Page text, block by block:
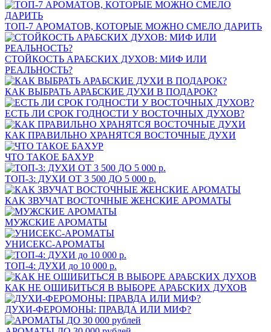
ТОП-7 АРОМАТОВ, КОТОРЫЕ МОЖНО СМЕЛО ДАРИТЬ
СТОЙКОСТЬ АРАБСКИХ ДУХОВ: МИФ ИЛИ
РЕАЛЬНОСТЬ?
КАК ВЫБРАТЬ АРАБСКИЕ ДУХИ В ПОДАРОК?
ЕСТЬ ЛИ СРОК ГОДНОСТИ У ВОСТОЧНЫХ ДУХОВ?
КАК ПРАВИЛЬНО ХРАНЯТСЯ ВОСТОЧНЫЕ ДУХИ
ЧТО ТАКОЕ БАХУР
ТОП-3: ДУХИ ОТ 3 500 ДО 5 000 р.
КАК ЗВУЧАТ ВОСТОЧНЫЕ ЖЕНСКИЕ АРОМАТЫ
МУЖСКИЕ АРОМАТЫ
УНИСЕКС-АРОМАТЫ
ТОП-4: ДУХИ до 10 000 р.
КАК НЕ ОШИБИТЬСЯ В ВЫБОРЕ АРАБСКИХ ДУХОВ
ДУХИ-ФЕРОМОНЫ: ПРАВДА ИЛИ МИФ?